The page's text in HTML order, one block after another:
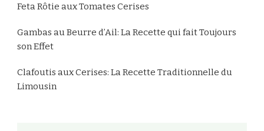
Feta Rôtie aux Tomates Cerises
Gambas au Beurre d’Ail: La Recette qui fait Toujours
son Effet
Clafoutis aux Cerises: La Recette Traditionnelle du
Limousin